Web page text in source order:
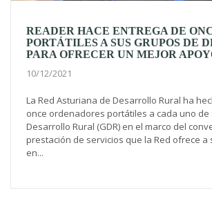
READER HACE ENTREGA DE
PORTÁTILES A SUS GRUPOS DE
PARA OFRECER UN MEJOR
10/12/2021
La Red Asturiana de Desarrollo Rural ha
once ordenadores portátiles a cada uno de
Desarrollo Rural (GDR) en el marco del
prestación de servicios que la Red ofrece a
en...